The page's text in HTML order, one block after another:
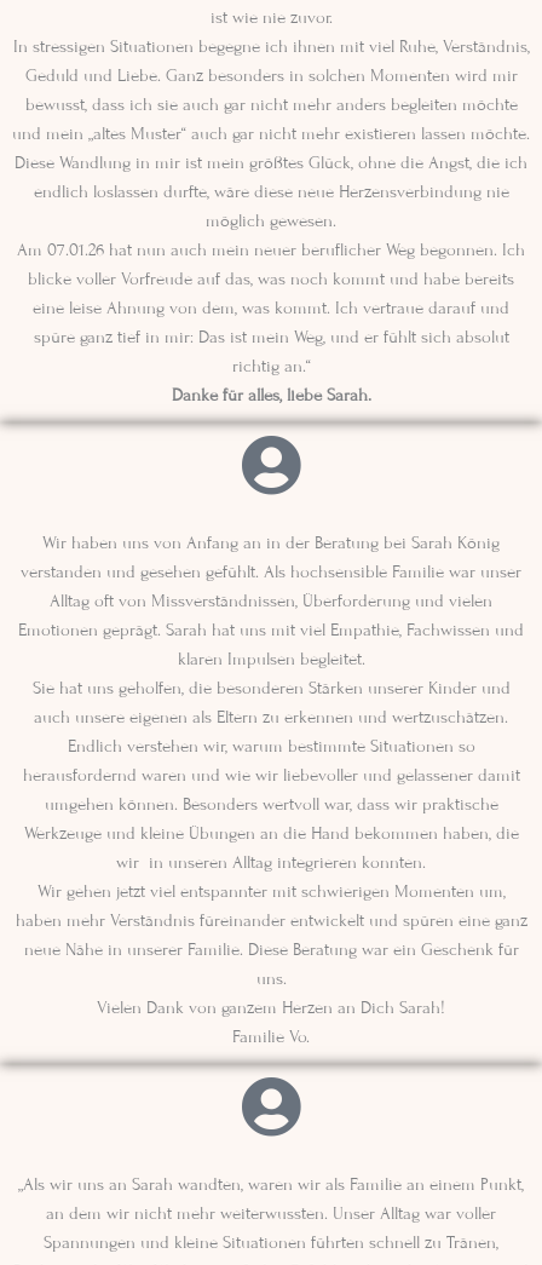
ist wie nie zuvor.
In stressigen Situationen begegne ich ihnen mit viel Ruhe, Verständnis,
Geduld und Liebe. Ganz besonders in solchen Momenten wird mir
bewusst, dass ich sie auch gar nicht mehr anders begleiten möchte
und mein „altes Muster“ auch gar nicht mehr existieren lassen möchte.
Diese Wandlung in mir ist mein größtes Glück, ohne die Angst, die ich
endlich loslassen durfte, wäre diese neue Herzensverbindung nie
möglich gewesen.
Am 07.01.26 hat nun auch mein neuer beruflicher Weg begonnen. Ich
blicke voller Vorfreude auf das, was noch kommt und habe bereits
eine leise Ahnung von dem, was kommt. Ich vertraue darauf und
spüre ganz tief in mir: Das ist mein Weg, und er fühlt sich absolut
richtig an.“
Danke für alles, liebe Sarah.
Wir haben uns von Anfang an in der Beratung bei Sarah König
verstanden und gesehen gefühlt. Als hochsensible Familie war unser
Alltag oft von Missverständnissen, Überforderung und vielen
Emotionen geprägt. Sarah hat uns mit viel Empathie, Fachwissen und
klaren Impulsen begleitet.
Sie hat uns geholfen, die besonderen Stärken unserer Kinder und
auch unsere eigenen als Eltern zu erkennen und wertzuschätzen.
Endlich verstehen wir, warum bestimmte Situationen so
herausfordernd waren und wie wir liebevoller und gelassener damit
umgehen können. Besonders wertvoll war, dass wir praktische
Werkzeuge und kleine Übungen an die Hand bekommen haben, die
wir in unseren Alltag integrieren konnten.
Wir gehen jetzt viel entspannter mit schwierigen Momenten um,
haben mehr Verständnis füreinander entwickelt und spüren eine ganz
neue Nähe in unserer Familie. Diese Beratung war ein Geschenk für
uns.
Vielen Dank von ganzem Herzen an Dich Sarah!
Familie Vo.
„Als wir uns an Sarah wandten, waren wir als Familie an einem Punkt,
an dem wir nicht mehr weiterwussten. Unser Alltag war voller
Spannungen und kleine Situationen führten schnell zu Tränen,